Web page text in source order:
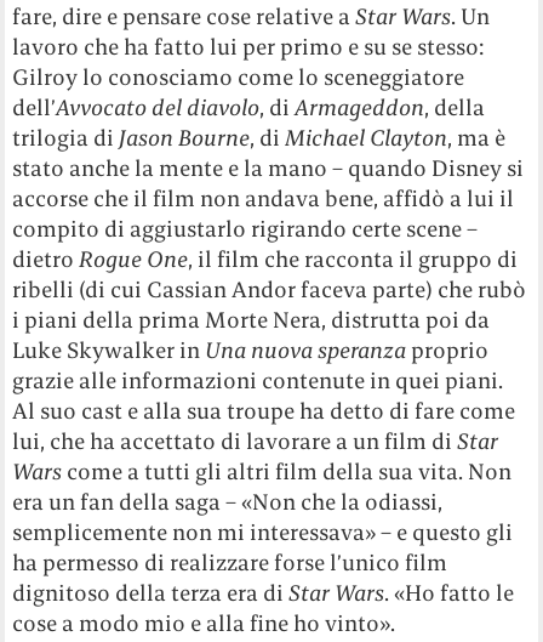
fare, dire e pensare cose relative aStar Wars. Un
lavoro che ha fatto lui per primo e su se stesso:
Gilroy lo conosciamo come lo sceneggiatore
dell’Avvocato del diavolo, diArmageddon, della
trilogia di Jason Bourne, diMichael Clayton, ma è
stato anche la mente e la mano – quando Disney si
accorse che il film non andava bene, affidò a lui il
compito di aggiustarlo rigirando certe scene –
dietroRogue One, il film che racconta il gruppo di
ribelli (di cui Cassian Andor faceva parte) che rubò
i piani della prima Morte Nera, distrutta poi da
Luke Skywalker in Una nuova speranza proprio
grazie alle informazioni contenute in quei piani.
Al suo cast e alla sua troupe ha detto di fare come
lui, che ha accettato di lavorare a un film diStar
Wars come a tutti gli altri film della sua vita. Non
era un fan della saga – «Non che la odiassi,
semplicemente non mi interessava» – e questo gli
ha permesso di realizzare forse l’unico film
dignitoso della terza era diStar Wars. «Ho fatto le
cose a modo mio e alla fine ho vinto».